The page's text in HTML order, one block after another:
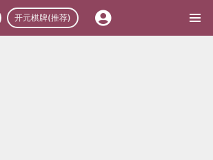
开元棋牌(推荐)